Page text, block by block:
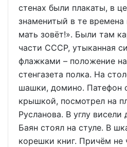
стенах были плакаты, в
знаменитый в те времена
мать зовёт!». Были там
части СССР, утыканная
флажками – положение
стенгазета полка. На
шашки, домино. Патефон
крышкой, посмотрел на
Русланова. В углу висели
Баян стоял на стуле. В
корешки книг. Причём не